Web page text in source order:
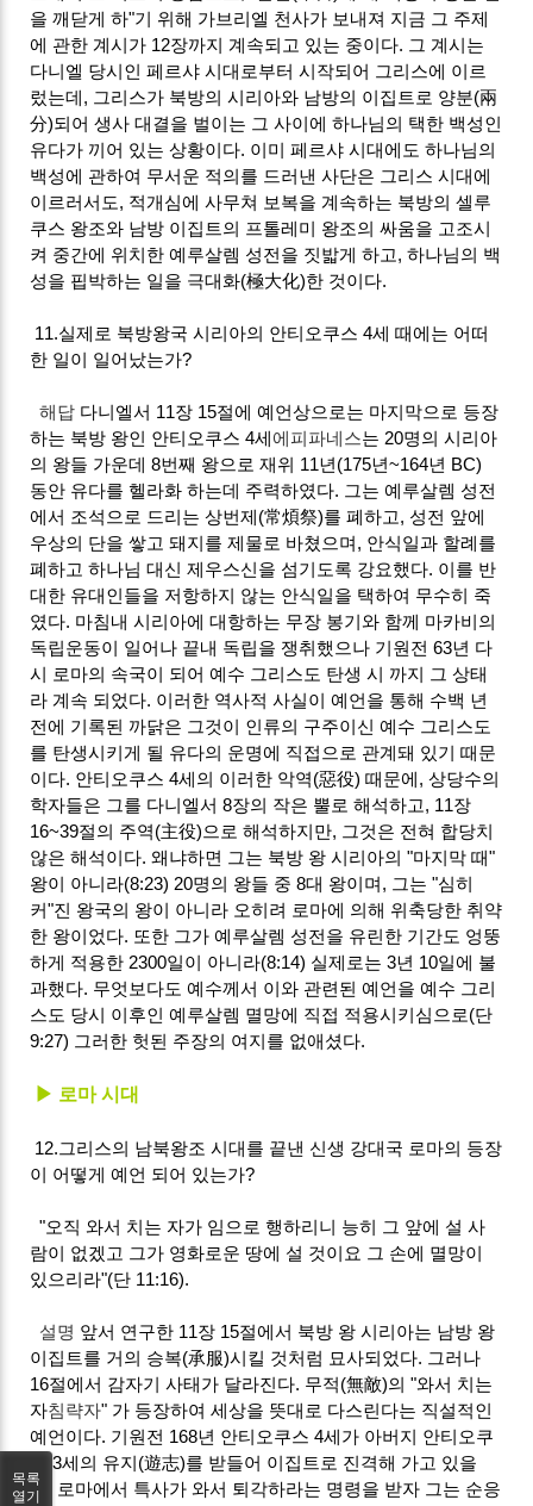
을 깨닫게 하"기 위해 가브리엘 천사가 보내져 지금 그 주제
에 관한 계시가 12장까지 계속되고 있는 중이다. 그 계시는
다니엘 당시인 페르샤 시대로부터 시작되어 그리스에 이르
렀는데, 그리스가 북방의 시리아와 남방의 이집트로 양분(兩
分)되어 생사 대결을 벌이는 그 사이에 하나님의 택한 백성인
유다가 끼어 있는 상황이다. 이미 페르샤 시대에도 하나님의
백성에 관하여 무서운 적의를 드러낸 사단은 그리스 시대에
이르러서도, 적개심에 사무쳐 보복을 계속하는 북방의 셀루
쿠스 왕조와 남방 이집트의 프톨레미 왕조의 싸움을 고조시
켜 중간에 위치한 예루살렘 성전을 짓밟게 하고, 하나님의 백
성을 핍박하는 일을 극대화(極大化)한 것이다.
11.실제로 북방왕국 시리아의 안티오쿠스 4세 때에는 어떠
한 일이 일어났는가?
해답 다니엘서 11장 15절에 예언상으로는 마지막으로 등장
하는 북방 왕인 안티오쿠스 4세에피파네스는 20명의 시리아
의 왕들 가운데 8번째 왕으로 재위 11년(175년~164년 BC)
동안 유다를 헬라화 하는데 주력하였다. 그는 예루살렘 성전
에서 조석으로 드리는 상번제(常煩祭)를 폐하고, 성전 앞에
우상의 단을 쌓고 돼지를 제물로 바쳤으며, 안식일과 할례를
폐하고 하나님 대신 제우스신을 섬기도록 강요했다. 이를 반
대한 유대인들을 저항하지 않는 안식일을 택하여 무수히 죽
였다. 마침내 시리아에 대항하는 무장 봉기와 함께 마카비의
독립운동이 일어나 끝내 독립을 쟁취했으나 기원전 63년 다
시 로마의 속국이 되어 예수 그리스도 탄생 시 까지 그 상태
라 계속 되었다. 이러한 역사적 사실이 예언을 통해 수백 년
전에 기록된 까닭은 그것이 인류의 구주이신 예수 그리스도
를 탄생시키게 될 유다의 운명에 직접으로 관계돼 있기 때문
이다. 안티오쿠스 4세의 이러한 악역(惡役) 때문에, 상당수의
학자들은 그를 다니엘서 8장의 작은 뿔로 해석하고, 11장
16~39절의 주역(主役)으로 해석하지만, 그것은 전혀 합당치
않은 해석이다. 왜냐하면 그는 북방 왕 시리아의 "마지막 때"
왕이 아니라(8:23) 20명의 왕들 중 8대 왕이며, 그는 "심히
커"진 왕국의 왕이 아니라 오히려 로마에 의해 위축당한 취약
한 왕이었다. 또한 그가 예루살렘 성전을 유린한 기간도 엉뚱
하게 적용한 2300일이 아니라(8:14) 실제로는 3년 10일에 불
과했다. 무엇보다도 예수께서 이와 관련된 예언을 예수 그리
스도 당시 이후인 예루살렘 멸망에 직접 적용시키심으로(단
9:27) 그러한 헛된 주장의 여지를 없애셨다.
▶ 로마 시대
12.그리스의 남북왕조 시대를 끝낸 신생 강대국 로마의 등장
이 어떻게 예언 되어 있는가?
"오직 와서 치는 자가 임으로 행하리니 능히 그 앞에 설 사
람이 없겠고 그가 영화로운 땅에 설 것이요 그 손에 멸망이
있으리라"(단 11:16).
설명 앞서 연구한 11장 15절에서 북방 왕 시리아는 남방 왕
이집트를 거의 승복(承服)시킬 것처럼 묘사되었다. 그러나
16절에서 감자기 사태가 달라진다. 무적(無敵)의 "와서 치는
자침략자" 가 등장하여 세상을 뜻대로 다스린다는 직설적인
예언이다. 기원전 168년 안티오쿠스 4세가 아버지 안티오쿠
스 3세의 유지(遊志)를 받들어 이집트로 진격해 가고 있을
때, 로마에서 특사가 와서 퇴각하라는 명령을 받자 그는 순응
목록
열기